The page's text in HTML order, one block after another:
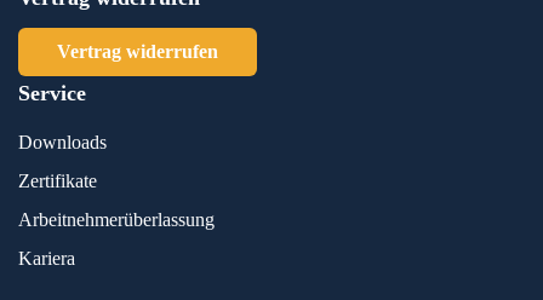
Vertrag widerrufen
Service
Downloads
Zertifikate
Arbeitnehmerüberlassung
Kariera